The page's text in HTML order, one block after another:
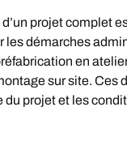
projet complet
les démarches
en
sur site. Ces
du projet et les